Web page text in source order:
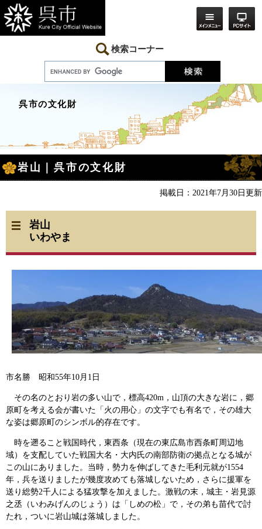
ー
ジ
の
ニ
ュ
ー
検索コーナー
呉市の文化財
文
岩山｜呉市の文化財
掲載日：2021年7月30日更新
岩山
いわやま
市名勝 昭和55年10月1日
その名のとおり岩の多い山で，標高420m，山頂の大きな岩に，郷
原町を考える会が書いた「火の用心」の文字でも有名で，その雄大
な姿は郷原町のシンボル的存在です。
時を遡ること戦国時代，東西条（現在の東広島市西条町周辺地
域）を支配していた戦国大名・大内氏の南部防衛の拠点となる城が
この山にありました。当時，勢力を伸ばしてきた毛利元就が1554
年，兵を送りましたが幾度攻めても落城しないため，さらに援軍を
送り総勢2千人による猛攻撃を加えました。激戦の末，城主・岩見源
之丞（いわみげんのじょう）は「しめの松」で，その弟も苗代で討
たれ，ついに岩山城は落城しました。